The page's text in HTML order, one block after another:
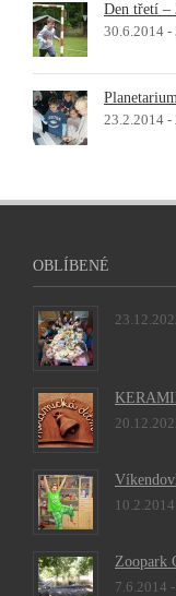
Den třetí –
30.6.2014 -
23.2.2014 -
OBLÍBENÉ
Zoopark
7.6.2014 -